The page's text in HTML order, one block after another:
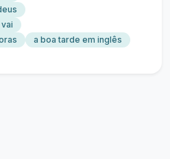
a boa tarde em inglês